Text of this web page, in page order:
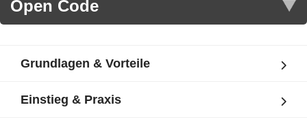
Grundlagen & Vorteile
Einstieg & Praxis